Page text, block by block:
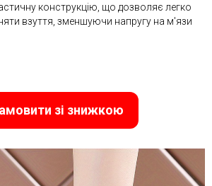
конструкцію, що дозволяє легко
взуття, зменшуючи напругу на м'язи
зі знижкою